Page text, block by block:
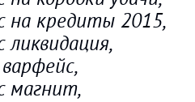
на кредиты 2015,
магнит,